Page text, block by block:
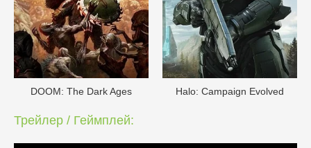
DOОM: The Dark Ages Halo: Campaign Evolved
Трейлер / Геймплей: